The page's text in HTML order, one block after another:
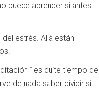
puede aprender si antes
estrés. Allá están
“les quite tiempo de
de nada saber dividir si